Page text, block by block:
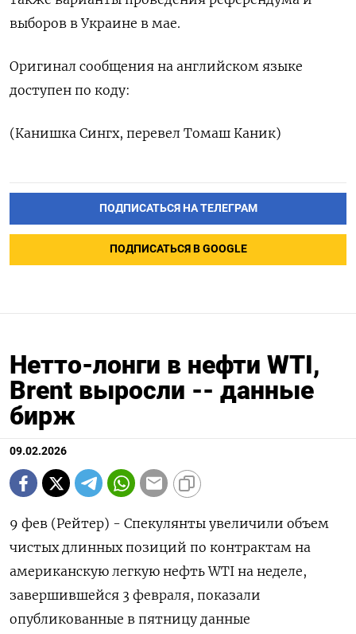
выборов в Украине в мае.
Оригинал ‍сообщения на английском языке
доступен по коду:
(⁠Канишка Сингх, перевел Томаш Каник)
ПОДПИСАТЬСЯ НА ТЕЛЕГРАМ
ПОДПИСАТЬСЯ В GOOGLE
Нетто-лонги в нефти WTI,
Brent выросли -- данные
бирж
09.02.2026
9 фев (Рейтер) - Спекулянты увеличили объем
чистых длинных позиций по ⁠контрактам на
американскую легкую нефть WTI на неделе,
завершившейся 3 февраля, ⁠показали
опубликованные в ​пятницу данные